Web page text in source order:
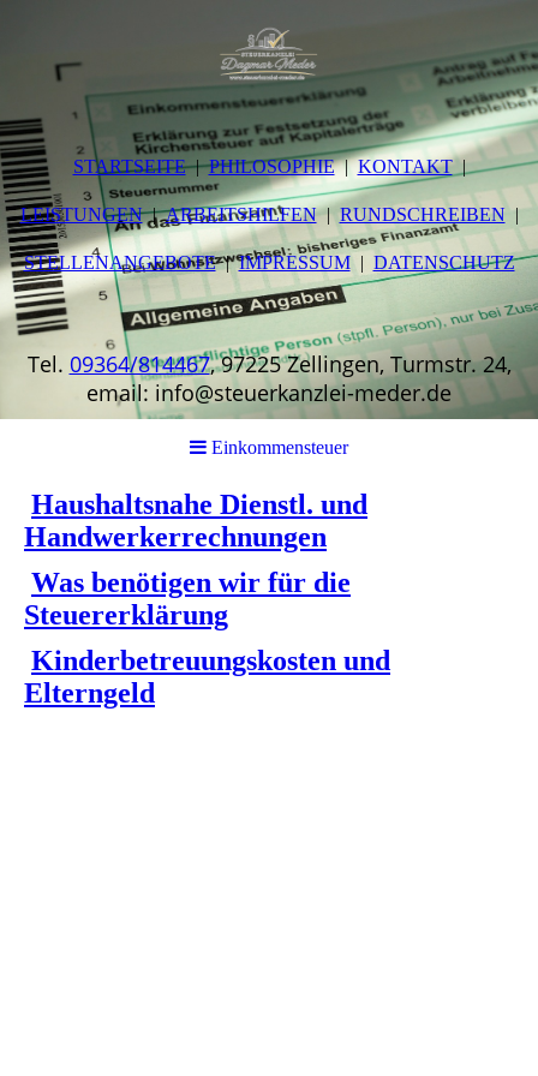
STARTSEITE PHILOSOPHIE KONTAKT
LEISTUNGEN ARBEITSHILFEN RUNDSCHREIBEN
STELLENANGEBOTE IMPRESSUM DATENSCHUTZ
Tel. 09364/814467, 97225 Zellingen, Turmstr. 24,
email: info@steuerkanzlei-meder.de
Einkommensteuer
Haushaltsnahe Dienstl. und
Handwerkerrechnungen
Was benötigen wir für die
Steuererklärung
Kinderbetreuungskosten und
Elterngeld